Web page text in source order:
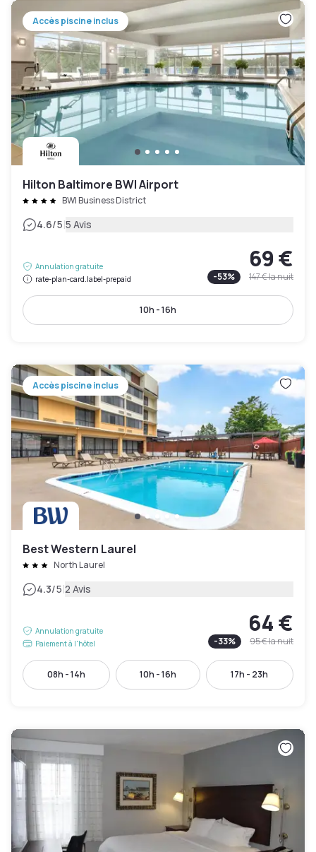
Accès piscine inclus
Hilton Baltimore BWI Airport
BWI Business District
4.6/5|5 Avis
Annulation gratuite
rate-plan-card.label-prepaid
69 €
-53% 147 €la nuit
10h - 16h
Accès piscine inclus
Best Western Laurel
North Laurel
4.3/5|2 Avis
Annulation gratuite
Paiement à l'hôtel
64 €
-33% 95 €la nuit
08h - 14h 10h - 16h 17h - 23h